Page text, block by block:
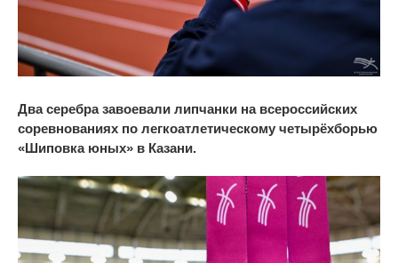
Два серебра завоевали липчанки на всероссийских
соревнованиях по легкоатлетическому четырёхборью
«Шиповка юных» в Казани.